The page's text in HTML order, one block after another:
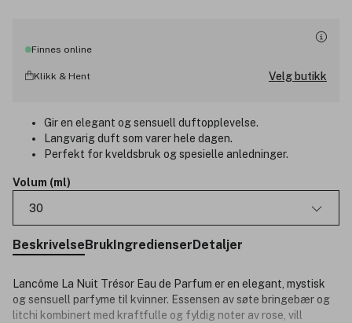
Finnes online
Klikk & Hent Velg butikk
Gir en elegant og sensuell duftopplevelse.
Langvarig duft som varer hele dagen.
Perfekt for kveldsbruk og spesielle anledninger.
Volum (ml)
30
Beskrivelse Bruk Ingredienser Detaljer
Lancôme La Nuit Trésor Eau de Parfum er en elegant, mystisk
og sensuell parfyme til kvinner. Essensen av søte bringebær og
litchi kombinert med kraftfulle og fyldig noter av rose, vill